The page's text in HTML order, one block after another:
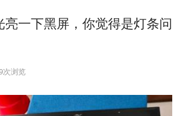
亮一下黑屏，你觉得是灯条问
次浏览